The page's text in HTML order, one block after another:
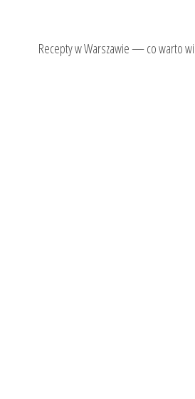
Recepty w Warszawie — co warto